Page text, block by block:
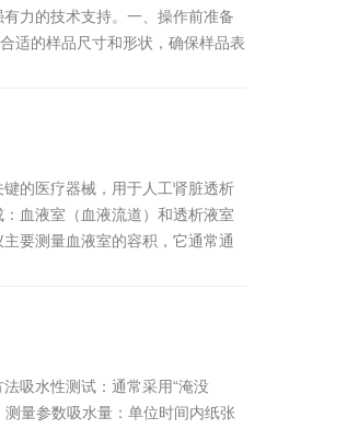
力的技术支持。一、操作前准备
适的样品尺寸和形状，确保样品表
的医疗器械，用于人工肾脏透析
血液室（血液流道）和透析液室
要测量血液室的容积，它通常通
吸水性测试：通常采用“淹没
量参数吸水量：单位时间内纸张